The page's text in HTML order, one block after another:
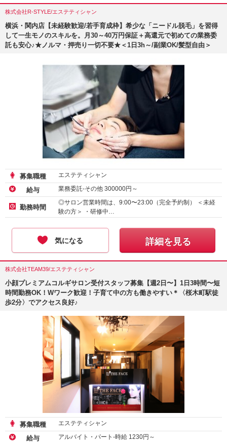
株式会社R-STYLE/エステティシャン
横浜・関内店【未経験歓迎/若手育成枠】希少な「ニードル脱毛」を習得
して一生モノのスキルを。月30～40万円保証＋高還元で初めての業務委
託も安心♪★ノルマ・押売り一切不要★＜1日3h～/副業OK/髪型自由＞
募集職種 エステティシャン
給与 業務委託-その他 300000円～
勤務時間
◎サロン営業時間は、9:00〜23:00（完全予約制） ＜未経
験の方＞ ・研修中…
気になる 詳細を見る
株式会社TEAM39/エステティシャン
小顔プレミアムコルギサロン受付スタッフ募集【週2日〜】1日3時間〜短
時間勤務OK！Wワーク歓迎！子育て中の方も働きやすい＊〈桜木町駅徒
歩2分〉でアクセス良好♪
募集職種 エステティシャン
給与 アルバイト・パート-時給 1230円～